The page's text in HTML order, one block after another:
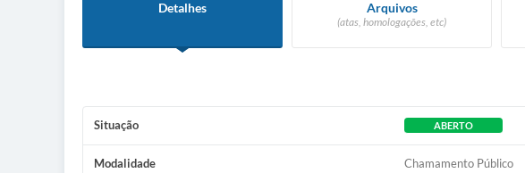
Detalhes Arquivos
(atas, homologações, etc)
Situação ABERTO
Modalidade Chamamento Público